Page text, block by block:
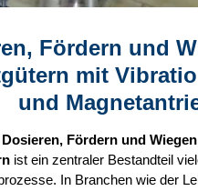
Fördern und
mit
und
Dosieren, Fördern und
ist ein zentraler Bestandteil
In Branchen wie der